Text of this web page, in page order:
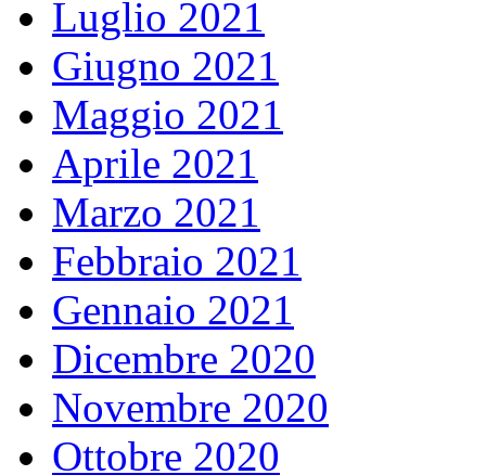
Luglio 2021
Giugno 2021
Maggio 2021
Aprile 2021
Marzo 2021
Febbraio 2021
Gennaio 2021
Dicembre 2020
Novembre 2020
Ottobre 2020